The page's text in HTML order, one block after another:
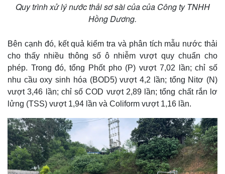
Quy trình xử lý nước thải sơ sài của của Công ty TNHH
Hồng Dương.
Bên cạnh đó, kết quả kiểm tra và phân tích mẫu nước thải
cho thấy nhiều thông số ô nhiễm vượt quy chuẩn cho
phép. Trong đó, tổng Phốt pho (P) vượt 7,02 lần; chỉ số
nhu cầu oxy sinh hóa (BOD5) vượt 4,2 lần; tổng Nitơ (N)
vượt 3,46 lần; chỉ số COD vượt 2,89 lần; tổng chất rắn lơ
lửng (TSS) vượt 1,94 lần và Coliform vượt 1,16 lần.